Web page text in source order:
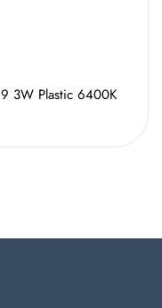
3W Plastic 6400K